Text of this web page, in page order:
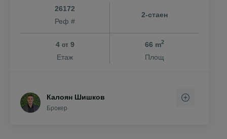
26172
Реф #
2-стаен
4 от9
Етаж
66 m2
Площ
Калоян Шишков
Брокер